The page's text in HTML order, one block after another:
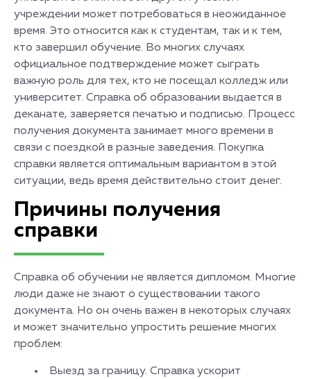
учреждении может потребоваться в неожиданное
время. Это относится как к студентам, так и к тем,
кто завершил обучение. Во многих случаях
официальное подтверждение может сыграть
важную роль для тех, кто не посещал колледж или
университет. Справка об образовании выдается в
деканате, заверяется печатью и подписью. Процесс
получения документа занимает много времени в
связи с поездкой в разные заведения. Покупка
справки является оптимальным вариантом в этой
ситуации, ведь время действительно стоит денег.
Причины получения
справки
Справка об обучении не является дипломом. Многие
люди даже не знают о существовании такого
документа. Но он очень важен в некоторых случаях
и может значительно упростить решение многих
проблем:
Выезд за границу. Справка ускорит